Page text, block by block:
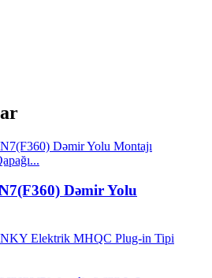
Dəmir Yolu